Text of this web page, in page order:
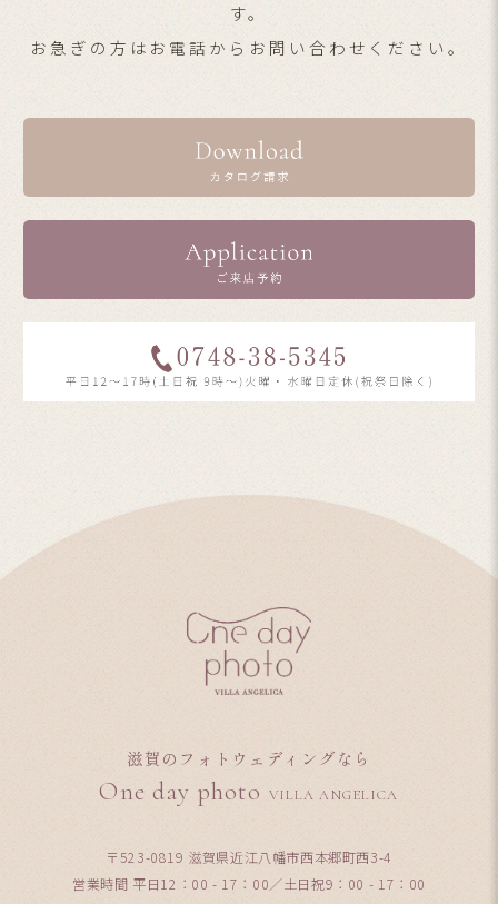
す。
お急ぎの方はお電話からお問い合わせください。
滋賀のフォトウェディングなら
One day photo VILLA ANGELICA
〒523-0819 滋賀県近江八幡市西本郷町西3-4
営業時間 平日12：00 - 17：00／土日祝9：00 - 17：00